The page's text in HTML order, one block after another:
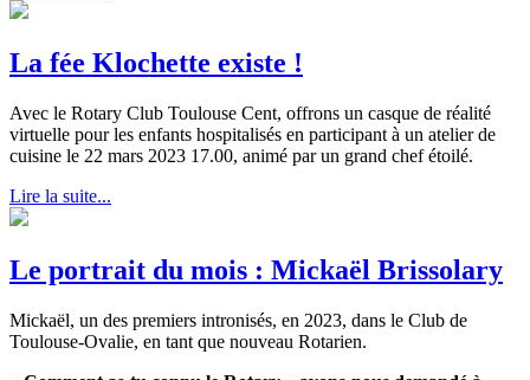
La fée Klochette existe !
Avec le Rotary Club Toulouse Cent, offrons un casque de réalité
virtuelle pour les enfants hospitalisés en participant à un atelier de
cuisine le 22 mars 2023 17.00, animé par un grand chef étoilé.
Lire la suite...
Le portrait du mois : Mickaël Brissolary
Mickaël, un des premiers intronisés, en 2023, dans le Club de
Toulouse-Ovalie, en tant que nouveau Rotarien.